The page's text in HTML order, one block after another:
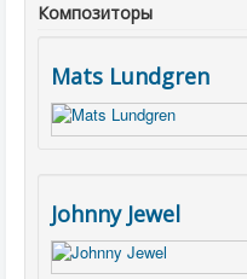
Композиторы
Mats Lundgren
Johnny Jewel